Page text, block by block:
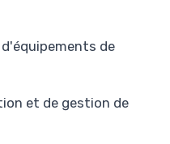
de
et de gestion de